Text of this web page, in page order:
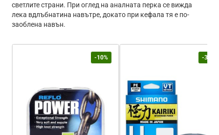
светлите страни. При оглед на аналната перка се вижда
лека вдлъбнатина навътре, докато при кефала тя е по-
заоблена навън.
-10% -30%